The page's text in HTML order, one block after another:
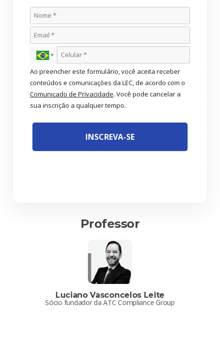
Ao preencher este formulário, você aceita receber
conteúdos e comunicações da LEC, de acordo com o
Comunicado de Privacidade. Você pode cancelar a
sua inscrição a qualquer tempo.
INSCREVA-SE
Professor
Luciano Vasconcelos Leite
Sócio fundador da ATC Compliance Group